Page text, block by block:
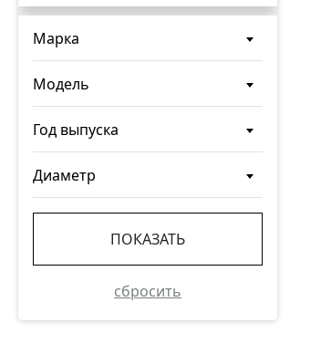
Марка
Модель
Год выпуска
Диаметр
ПОКАЗАТЬ
сбросить